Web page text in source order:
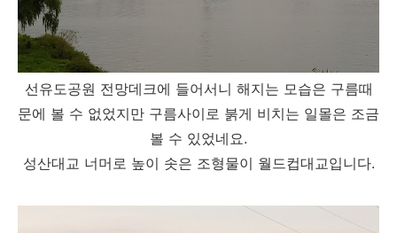
선유도공원 전망데크에 들어서니 해지는 모습은 구름때
문에 볼 수 없었지만 구름사이로 붉게 비치는 일몰은 조금
볼 수 있었네요.
성산대교 너머로 높이 솟은 조형물이 월드컵대교입니다.